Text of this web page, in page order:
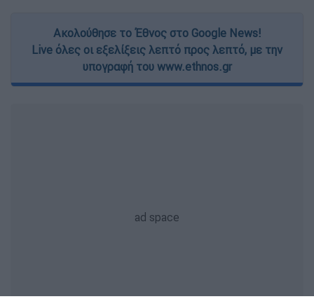
Ακολούθησε το Έθνος στο Google News!
Live όλες οι εξελίξεις λεπτό προς λεπτό, με την
υπογραφή του www.ethnos.gr